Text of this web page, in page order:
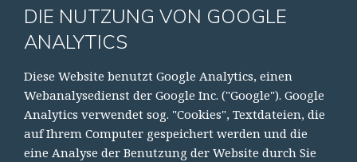
DIE NUTZUNG VON GOOGLE
ANALYTICS
Diese Website benutzt Google Analytics, einen
Webanalysedienst der Google Inc. ("Google"). Google
Analytics verwendet sog. "Cookies", Textdateien, die
auf Ihrem Computer gespeichert werden und die
eine Analyse der Benutzung der Website durch Sie